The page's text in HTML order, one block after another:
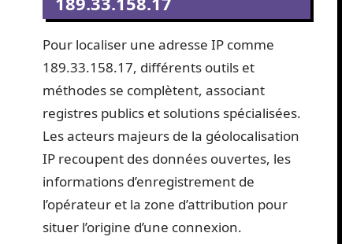
Pour localiser une adresse IP comme
189.33.158.17, différents outils et
méthodes se complètent, associant
registres publics et solutions spécialisées.
Les acteurs majeurs de la géolocalisation
IP recoupent des données ouvertes, les
informations d’enregistrement de
l’opérateur et la zone d’attribution pour
situer l’origine d’une connexion.